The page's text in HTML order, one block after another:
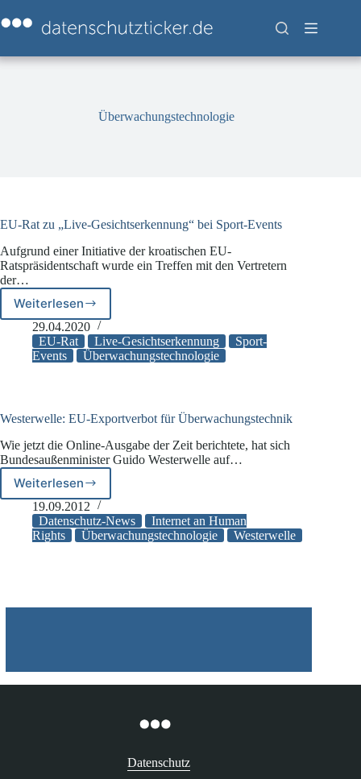
Inhalt
springen
Überwachungstechnologie
EU-Rat zu „Live-Gesichtserkennung“ bei Sport-Events
Aufgrund einer Initiative der kroatischen EU-
Ratspräsidentschaft wurde ein Treffen mit den Vertretern
der…
Weiterlesen
EU-
Rat
zu
„Live-
Events
29.04.2020
EU-Rat
Live-Gesichtserkennung
Sport-
Events
Überwachungstechnologie
Westerwelle: EU-Exportverbot für Überwachungstechnik
Wie jetzt die Online-Ausgabe der Zeit berichtete, hat sich
Bundesaußenminister Guido Westerwelle auf…
WeiterlesenWesterwelle:
EU-
Exportverbot
für
19.09.2012
Datenschutz-News
Internet an Human
Rights
Überwachungstechnologie Westerwelle
Datenschutz